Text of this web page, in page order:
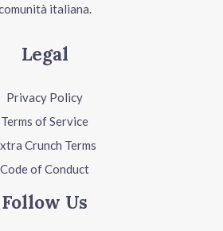
italiana.
Legal
Privacy Policy
Terms of Service
Crunch Terms
Code of Conduct
Follow Us